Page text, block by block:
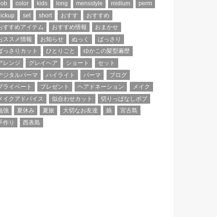
color kids long mensstyle midium
perm
set short おすす
おすすめ
すすめアイテム
おすすめ情報
おまかせ
ススメ情報
お知らせ ぬっく
ばっさり
っさりカット
ひとりごと
ゆかこの髪型遍歴
レンジ
グレイヘア ショート
セット
ジタルパーマ
ハイライト パーマ
ブログ
ライベート
プレゼント ヘアドネーション
メイク
イクアドバイス
似合わせカット
切りっぱなしボブ
強
夏休み 夏旅 大切なお友達 娘
宮古島
作り
西表島